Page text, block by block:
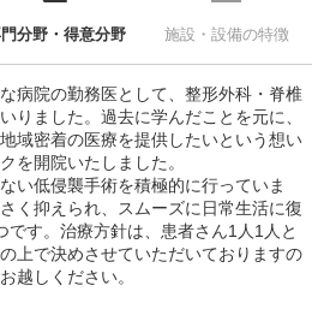
分野・得意分野 施設・設備の特徴
病院の勤務医として、整形外科・脊椎
りました。過去に学んだことを元に、
域密着の医療を提供したいという想い
を開院いたしました。
い低侵襲手術を積極的に行っていま
く抑えられ、スムーズに日常生活に復
です。治療方針は、患者さん1人1人と
上で決めさせていただいておりますの
越しください。